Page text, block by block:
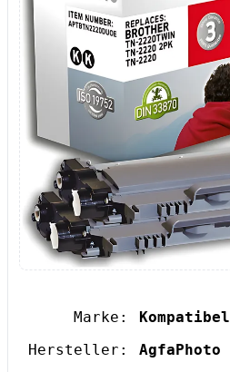
Marke:
Kompatibel
Hersteller:
AgfaPhoto